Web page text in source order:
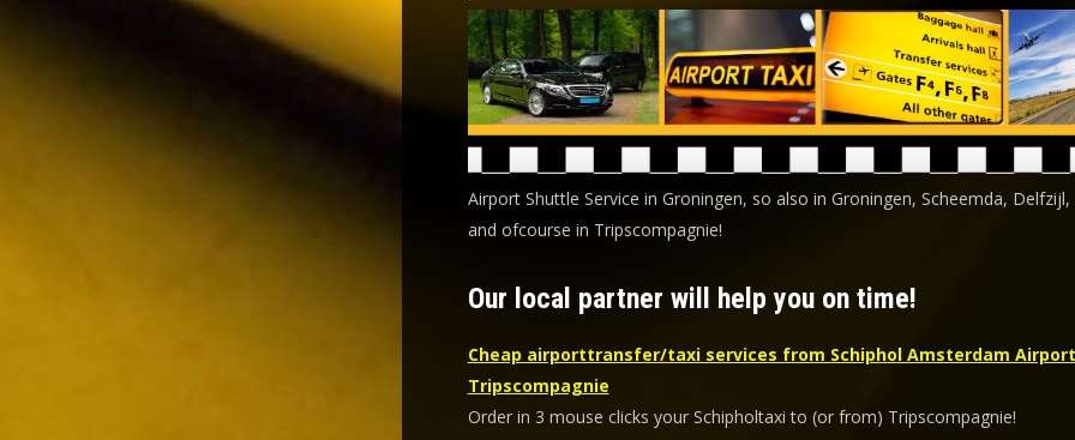
Airport Shuttle Service in Groningen, so also in Groningen, Scheemda, Delfzijl,
and ofcourse in Tripscompagnie!
Our local partner will help you on time!
Cheap airporttransfer/taxi services from Schiphol Amsterdam
Tripscompagnie
Order in 3 mouse clicks your Schipholtaxi to (or from) Tripscompagnie!